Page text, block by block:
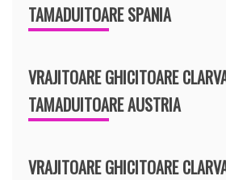
TAMADUITOARE SPANIA
VRAJITOARE GHICITOARE
TAMADUITOARE AUSTRIA
VRAJITOARE GHICITOARE